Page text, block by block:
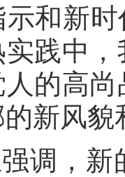
和新
实践中
人的高
新风貌
调，新